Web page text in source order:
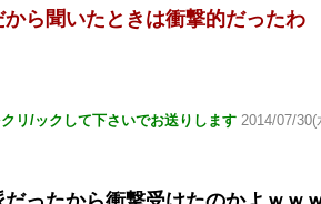
ら聞いたときは衝撃的だったわ
リ/ックして下さいでお送りします 2014/07/